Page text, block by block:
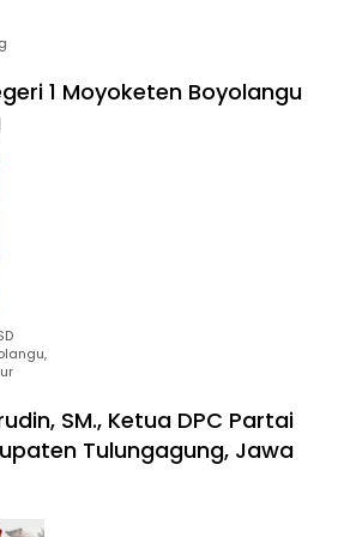
1 Moyoketen Boyolangu
SM., Ketua DPC Partai
Tulungagung, Jawa